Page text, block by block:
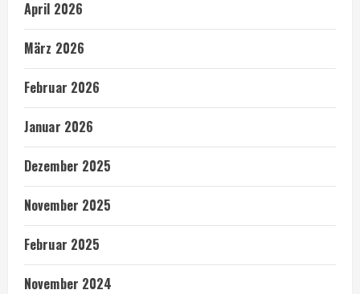
April 2026
März 2026
Februar 2026
Januar 2026
Dezember 2025
November 2025
Februar 2025
November 2024